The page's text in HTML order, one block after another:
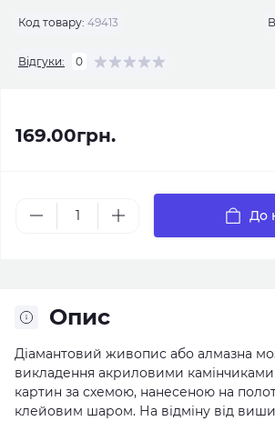
Код товару: 49413
Відгуки: 0
169.00грн.
До
Опис
Діамантовий живопис або алмазна
викладення акриловими
картин за схемою, нанесеною на
клейовим шаром. На відміну від